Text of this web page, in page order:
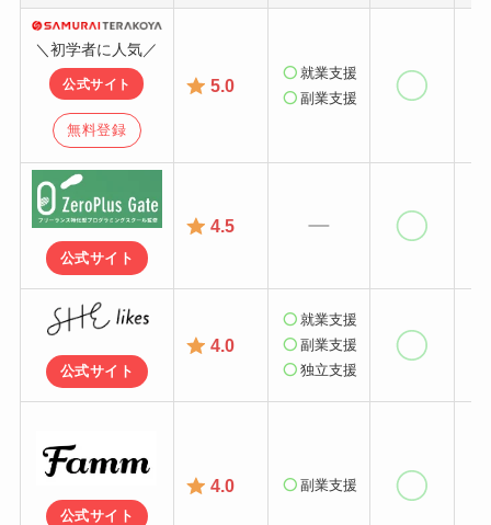
＼初学者に人気／
公式サイト
無料登録
5.0
就業支援
副業支援
公式サイト
4.5
公式サイト
4.0
就業支援
副業支援
独立支援
公式サイト
4.0 副業支援